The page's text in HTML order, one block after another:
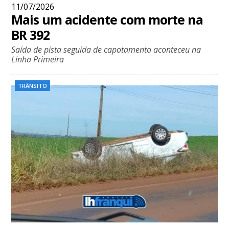
11/07/2026
Mais um acidente com morte na
BR 392
Saída de pista seguida de capotamento aconteceu na
Linha Primeira
TRÂNSITO